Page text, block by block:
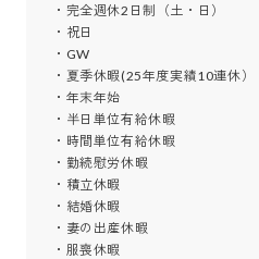
・完全週休2日制（土・日）
・祝日
・GW
・夏季休暇(25年度実績10連休）
・年末年始
・半日単位有給休暇
・時間単位有給休暇
・勤続慰労休暇
・積立休暇
・結婚休暇
・妻の出産休暇
・服喪休暇